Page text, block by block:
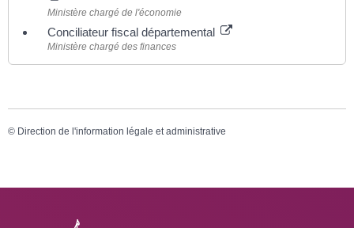
Ministère chargé de l'économie
Conciliateur fiscal départemental
Ministère chargé des finances
© Direction de l'information légale et administrative